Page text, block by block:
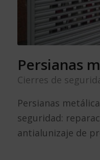
Persianas
Cierres de
Persianas
seguridad:
antialunizaje de